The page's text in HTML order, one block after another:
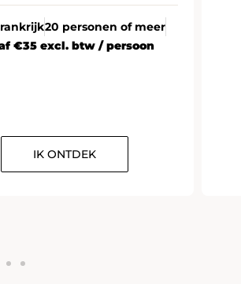
20 personen of meer
€35 excl. btw / persoon
IK ONTDEK